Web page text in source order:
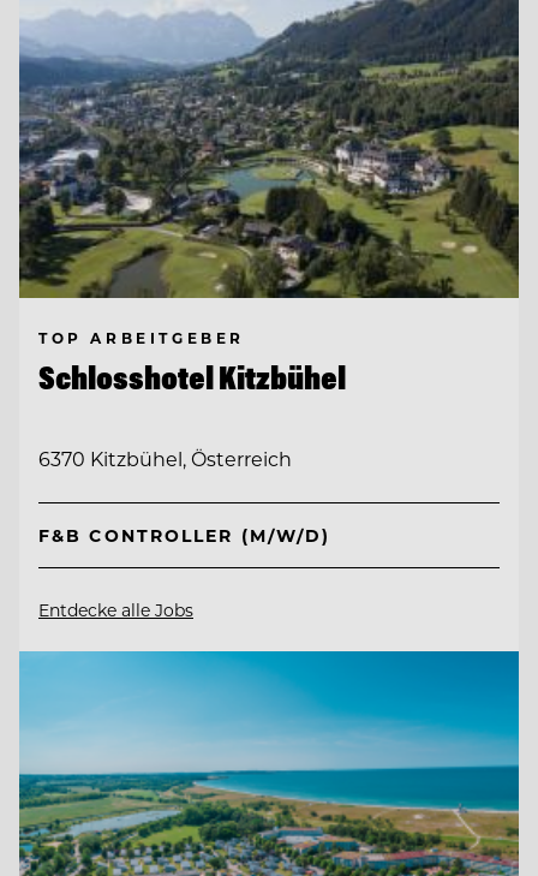
TOP ARBEITGEBER
Schlosshotel Kitzbühel
6370 Kitzbühel, Österreich
F&B CONTROLLER (M/W/D)
Entdecke alle Jobs